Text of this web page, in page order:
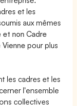
et les
aux mêmes
et non Cadre
pour plus
les cadres et les
l'ensemble
collectives